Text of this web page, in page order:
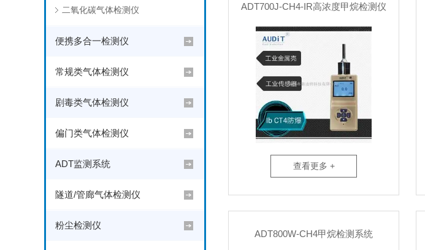
二氧化碳气体检测仪
便携多合一检测仪
常规类气体检测仪
剧毒类气体检测仪
偏门类气体检测仪
ADT监测系统
隧道/管廊气体检测仪
粉尘检测仪
ADT700J-CH4-IR高浓度甲烷检测仪
查看更多 +
ADT800W-CH4甲烷检测系统